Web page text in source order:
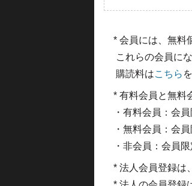
* 会員には、無料
これらの会員に
購読料はこちら
* 有料会員と無料
・有料会員：会
・無料会員：会
・非会員：会員
* 法人会員登録は、